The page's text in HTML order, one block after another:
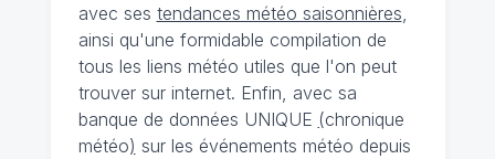
avec ses tendances météo saisonnières,
ainsi qu'une formidable compilation de
tous les liens météo utiles que l'on peut
trouver sur internet. Enfin, avec sa
banque de données UNIQUE (chronique
météo) sur les événements météo depuis